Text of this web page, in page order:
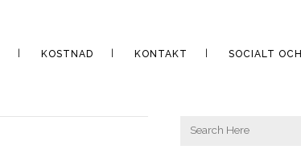
KOSTNAD KONTAKT SOCIALT